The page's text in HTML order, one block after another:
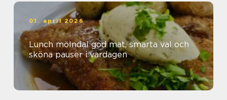
01. april 2026
Lunch mölndal god mat, smarta val och
sköna pauser i vardagen